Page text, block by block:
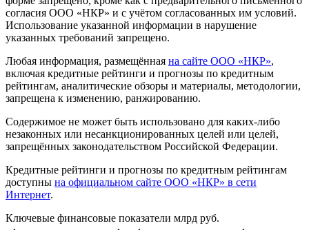
согласия ООО «НКР» и с учётом согласованных им условий.
Использование указанной информации в нарушение
указанных требований запрещено.
Любая информация, размещённая на сайте ООО «НКР»,
включая кредитные рейтинги и прогнозы по кредитным
рейтингам, аналитические обзоры и материалы, методологии,
запрещена к изменению, ранжированию.
Содержимое не может быть использовано для каких-либо
незаконных или несанкционированных целей или целей,
запрещённых законодательством Российской Федерации.
Кредитные рейтинги и прогнозы по кредитным рейтингам
доступны на официальном сайте ООО «НКР» в сети
Интернет.
Ключевые финансовые показатели млрд руб.